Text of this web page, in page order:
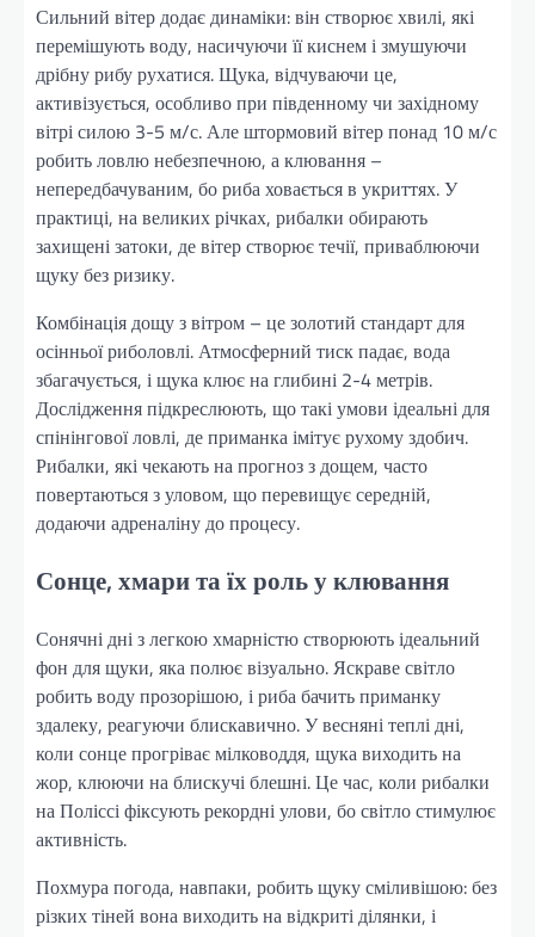
Сильний вітер додає динаміки: він створює хвилі, які
перемішують воду, насичуючи її киснем і змушуючи
дрібну рибу рухатися. Щука, відчуваючи це,
активізується, особливо при південному чи західному
вітрі силою 3-5 м/с. Але штормовий вітер понад 10 м/с
робить ловлю небезпечною, а клювання –
непередбачуваним, бо риба ховається в укриттях. У
практиці, на великих річках, рибалки обирають
захищені затоки, де вітер створює течії, приваблюючи
щуку без ризику.
Комбінація дощу з вітром – це золотий стандарт для
осінньої риболовлі. Атмосферний тиск падає, вода
збагачується, і щука клює на глибині 2-4 метрів.
Дослідження підкреслюють, що такі умови ідеальні для
спінінгової ловлі, де приманка імітує рухому здобич.
Рибалки, які чекають на прогноз з дощем, часто
повертаються з уловом, що перевищує середній,
додаючи адреналіну до процесу.
Сонце, хмари та їх роль у клювання
Сонячні дні з легкою хмарністю створюють ідеальний
фон для щуки, яка полює візуально. Яскраве світло
робить воду прозорішою, і риба бачить приманку
здалеку, реагуючи блискавично. У весняні теплі дні,
коли сонце прогріває мілководдя, щука виходить на
жор, клюючи на блискучі блешні. Це час, коли рибалки
на Поліссі фіксують рекордні улови, бо світло стимулює
активність.
Похмура погода, навпаки, робить щуку сміливішою: без
різких тіней вона виходить на відкриті ділянки, і